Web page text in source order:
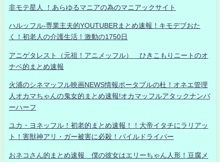
非モテ星人 ！あらゆるマニアの為のマニアックサイト
ハルッフル-専業主夫的YOUTUBERまとめ速報！キモデブおた
く！初老人の介護生活！激動の1750日
アニゲタレスト（元祖！アニメッフル） ひきこもりニートのオ
ナベ的まとめ速報
火浦のシネマッフル映画NEWS情報ポータブルの杜！オネエ管理
人オカマちゃんの鬼女的まとめ速報!オカマッフルアタックナンバ
ーハーフ
ユカ・ヨネッフル！初老的まとめ速報！！大帝イタチにラリアッ
ト！害獣神アリ・ガー被害に必殺！パイルドライバー
おネコさん的まとめ速報 僕の彼女はエリーちゃん人形！豆腐メ